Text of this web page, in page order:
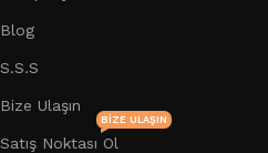
Blog
S.S.S
Bize Ulaşın
Satış Noktası Ol
BIZE ULAŞIN